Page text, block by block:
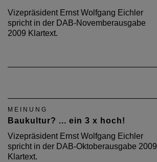
Vizepräsident Ernst Wolfgang Eichler
spricht in der DAB-Novemberausgabe
2009 Klartext.
MEINUNG
Baukultur? ... ein 3 x hoch!
Vizepräsident Ernst Wolfgang Eichler
spricht in der DAB-Oktoberausgabe 2009
Klartext.